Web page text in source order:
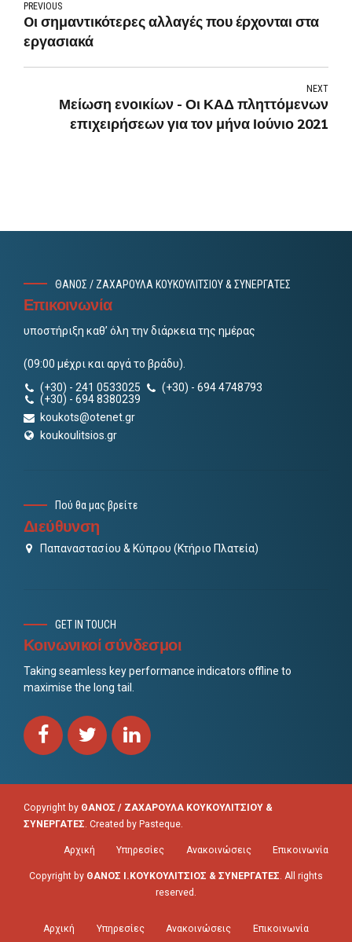
PREVIOUS
Oι σημαντικότερες αλλαγές που έρχονται στα
εργασιακά
NEXT
Μείωση ενοικίων - Οι ΚΑΔ πληττόμενων
επιχειρήσεων για τον μήνα Ιούνιο 2021
ΘΑΝΟΣ / ΖΑΧΑΡΟΥΛΑ ΚΟΥΚΟΥΛΙΤΣΙΟΥ & ΣΥΝΕΡΓΑΤΕΣ
Επικοινωνία
υποστήριξη καθ’ όλη την διάρκεια της ημέρας
(09:00 μέχρι και αργά το βράδυ).
(+30) - 241 0533025
(+30) - 694 4748793
(+30) - 694 8380239
koukots@otenet.gr
koukoulitsios.gr
Πού θα μας βρείτε
Διεύθυνση
Παπαναστασίου & Κύπρου (Κτήριο Πλατεία)
GET IN TOUCH
Κοινωνικοί σύνδεσμοι
Taking seamless key performance indicators offline to
maximise the long tail.
Copyright by ΘΑΝΟΣ / ΖΑΧΑΡΟΥΛΑ ΚΟΥΚΟΥΛΙΤΣΙΟΥ &
ΣΥΝΕΡΓΑΤΕΣ . Created by Pasteque
Αρχική Υπηρεσίες Ανακοινώσεις Επικοινωνία
Copyright by ΘΑΝΟΣ Ι.ΚΟΥΚΟΥΛΙΤΣΙΟΣ & ΣΥΝΕΡΓΑΤΕΣ. All rights
reserved.
Αρχική Υπηρεσίες Ανακοινώσεις Επικοινωνία